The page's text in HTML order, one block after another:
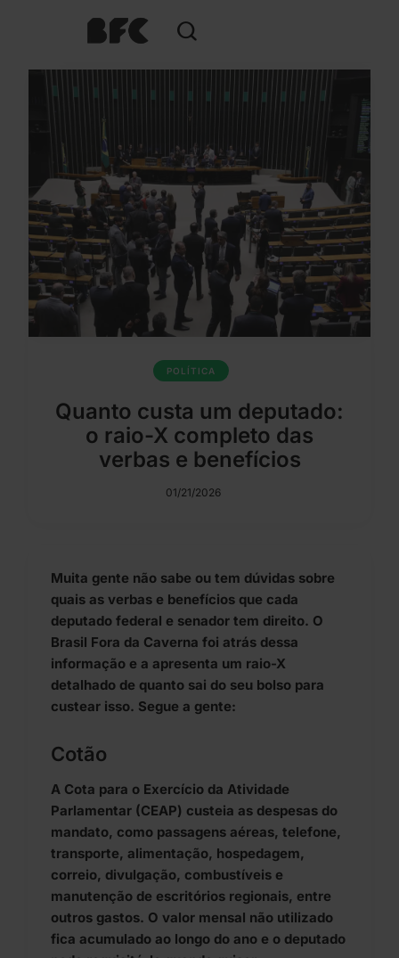
POLÍTICA
Quanto custa um deputado:
o raio-X completo das
verbas e benefícios
01/21/2026
Muita gente não sabe ou tem dúvidas sobre
quais as verbas e benefícios que cada
deputado federal e senador tem direito. O
Brasil Fora da Caverna foi atrás dessa
informação e a apresenta um raio-X
detalhado de quanto sai do seu bolso para
custear isso. Segue a gente:
Cotão
A Cota para o Exercício da Atividade
Parlamentar (CEAP) custeia as despesas do
mandato, como passagens aéreas, telefone,
transporte, alimentação, hospedagem,
correio, divulgação, combustíveis e
manutenção de escritórios regionais, entre
outros gastos. O valor mensal não utilizado
fica acumulado ao longo do ano e o deputado